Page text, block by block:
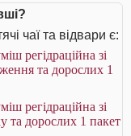
чаї та відвари є:
регідраційна зі
та дорослих 1
регідраційна зі
та дорослих 1 пакет